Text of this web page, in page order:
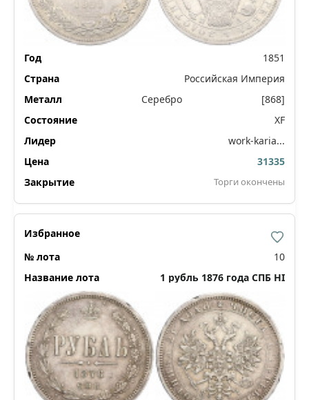
1851
Российская Империя
Серебро
[868]
XF
work-karia...
31335
Торги окончены
10
1 рубль 1876 года СПБ НI